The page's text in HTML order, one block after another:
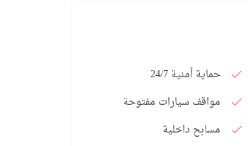
حماية أمنية 24/7
مواقف سيارات مفتوحة
مسابح داخلية